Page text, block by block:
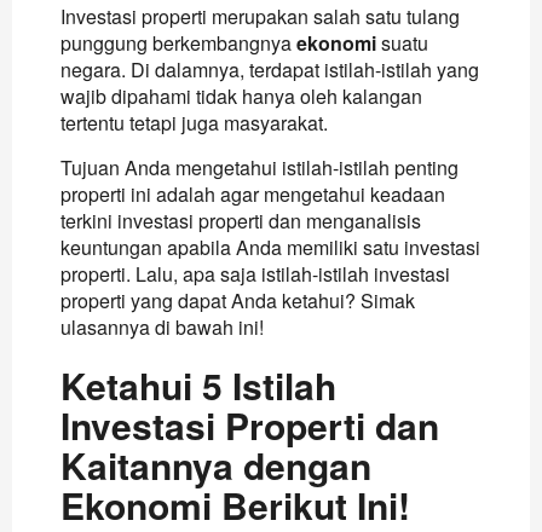
Investasi properti merupakan salah satu tulang
punggung berkembangnyaekonomisuatu
negara. Di dalamnya, terdapat istilah-istilah yang
wajib dipahami tidak hanya oleh kalangan
tertentu tetapi juga masyarakat.
Tujuan Anda mengetahui istilah-istilah penting
properti ini adalah agar mengetahui keadaan
terkini investasi properti dan menganalisis
keuntungan apabila Anda memiliki satu investasi
properti. Lalu, apa saja istilah-istilah investasi
properti yang dapat Anda ketahui? Simak
ulasannya di bawah ini!
Ketahui 5 Istilah
Investasi Properti dan
Kaitannya dengan
Ekonomi Berikut Ini!